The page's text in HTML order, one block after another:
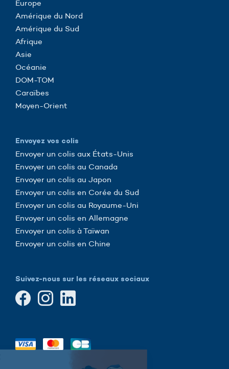
Europe
Amérique du Nord
Amérique du Sud
Afrique
Asie
Océanie
DOM-TOM
Caraïbes
Moyen-Orient
Envoyez vos colis
Envoyer un colis aux États-Unis
Envoyer un colis au Canada
Envoyer un colis au Japon
Envoyer un colis en Corée du Sud
Envoyer un colis au Royaume-Uni
Envoyer un colis en Allemagne
Envoyer un colis à Taïwan
Envoyer un colis en Chine
Suivez-nous sur les réseaux sociaux